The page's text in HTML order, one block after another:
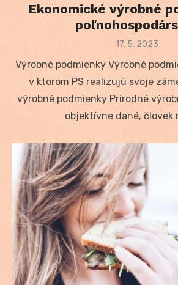
Ekonomické výrobné
Posted
17. 5. 2023
Výrobné podmienky Výrobné
v ktorom PS realizujú svoje
výrobné podmienky Prírodné
objektívne dané, človek